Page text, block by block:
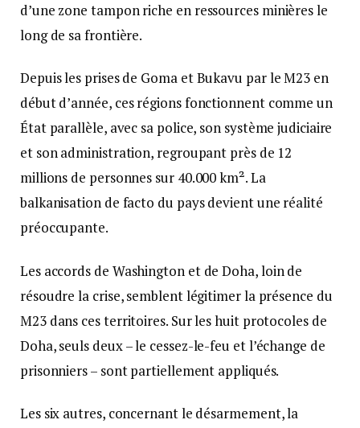
d’une zone tampon riche en ressources minières le
long de sa frontière.
Depuis les prises de Goma et Bukavu par le M23 en
début d’année, ces régions fonctionnent comme un
État parallèle, avec sa police, son système judiciaire
et son administration, regroupant près de 12
millions de personnes sur 40.000 km². La
balkanisation de facto du pays devient une réalité
préoccupante.
Les accords de Washington et de Doha, loin de
résoudre la crise, semblent légitimer la présence du
M23 dans ces territoires. Sur les huit protocoles de
Doha, seuls deux – le cessez-le-feu et l’échange de
prisonniers – sont partiellement appliqués.
Les six autres, concernant le désarmement, la